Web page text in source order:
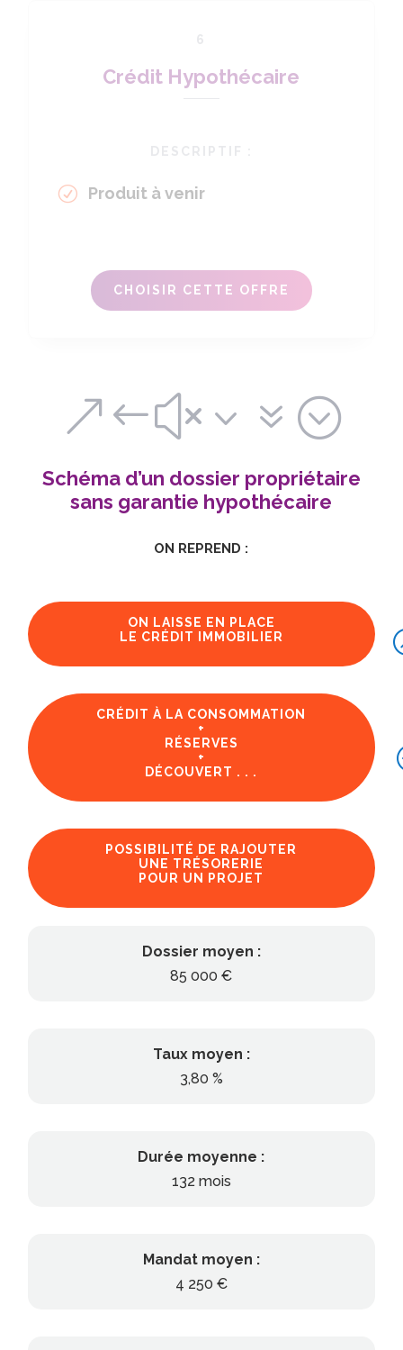
Crédit Hypothécaire
Produit à venir
CHOISIR CETTE OFFRE
&#x37;
Schéma d’un dossier propriétaire
sans garantie hypothécaire
ON REPREND :
ON LAISSE EN PLACE
LE CRÉDIT IMMOBILIER
CRÉDIT À LA CONSOMMATION
+
RÉSERVES
+
DÉCOUVERT . . .
POSSIBILITÉ DE RAJOUTER
UNE TRÉSORERIE
POUR UN PROJET
Dossier moyen :
85 000 €
Taux moyen :
3,80 %
Durée moyenne :
132 mois
Mandat moyen :
4 250 €